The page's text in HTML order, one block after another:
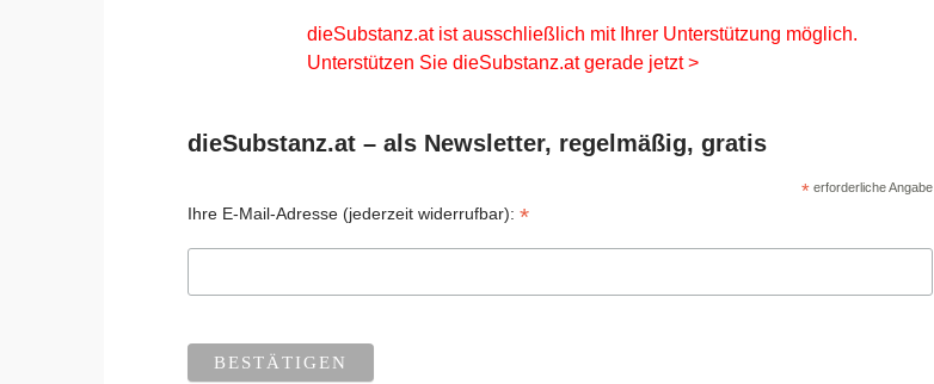
dieSubstanz.at ist ausschließlich mit Ihrer Unterstützung möglich.
Unterstützen Sie dieSubstanz.at gerade jetzt >
dieSubstanz.at – als Newsletter, regelmäßig, gratis
* erforderliche Angabe
Ihre E-Mail-Adresse (jederzeit widerrufbar):*